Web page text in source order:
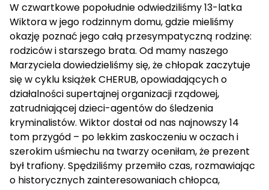
W czwartkowe popołudnie odwiedziliśmy 13-latka
Wiktora w jego rodzinnym domu, gdzie mieliśmy
okazję poznać jego całą przesympatyczną rodzinę:
rodziców i starszego brata. Od mamy naszego
Marzyciela dowiedzieliśmy się, że chłopak zaczytuje
się w cyklu książek CHERUB, opowiadających o
działalności supertajnej organizacji rządowej,
zatrudniającej dzieci-agentów do śledzenia
kryminalistów. Wiktor dostał od nas najnowszy 14
tom przygód – po lekkim zaskoczeniu w oczach i
szerokim uśmiechu na twarzy oceniłam, że prezent
był trafiony. Spędziliśmy przemiło czas, rozmawiając
o historycznych zainteresowaniach chłopca,